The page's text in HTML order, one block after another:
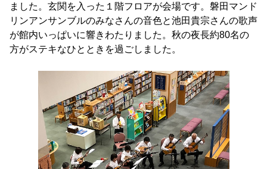
ました。玄関を入った１階フロアが会場です。磐田マンド
リンアンサンブルのみなさんの音色と池田貴宗さんの歌声
が館内いっぱいに響きわたりました。秋の夜長約80名の
方がステキなひとときを過ごしました。